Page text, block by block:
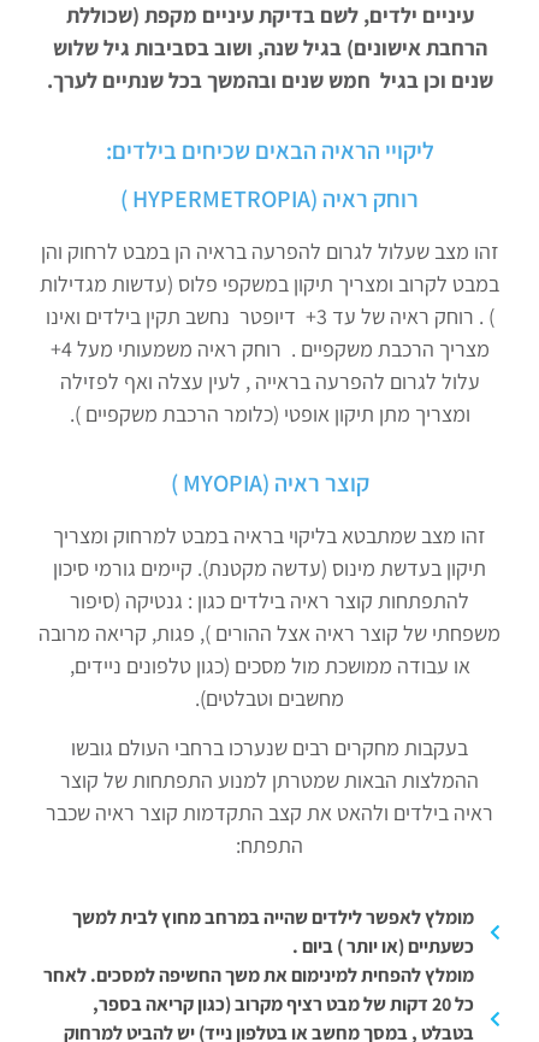
עיניים ילדים, לשם בדיקת עיניים מקפת (שכוללת
הרחבת אישונים) בגיל שנה, ושוב בסביבות גיל שלוש
שנים וכן בגיל חמש שנים ובהמשך בכל שנתיים לערך.
ליקויי הראיה הבאים שכיחים בילדים:
רוחק ראיה (HYPERMETROPIA )
זהו מצב שעלול לגרום להפרעה בראיה הן במבט לרחוק והן
במבט לקרוב ומצריך תיקון במשקפי פלוס (עדשות מגדילות
) . רוחק ראיה של עד 3+ דיופטר נחשב תקין בילדים ואינו
מצריך הרכבת משקפיים . רוחק ראיה משמעותי מעל 4+
עלול לגרום להפרעה בראייה , לעין עצלה ואף לפזילה
ומצריך מתן תיקון אופטי (כלומר הרכבת משקפיים ).
קוצר ראיה (MYOPIA )
זהו מצב שמתבטא בליקוי בראיה במבט למרחוק ומצריך
תיקון בעדשת מינוס (עדשה מקטנת). קיימים גורמי סיכון
להתפתחות קוצר ראיה בילדים כגון : גנטיקה (סיפור
משפחתי של קוצר ראיה אצל ההורים ), פגות, קריאה מרובה
או עבודה ממושכת מול מסכים (כגון טלפונים ניידים,
מחשבים וטבלטים).
בעקבות מחקרים רבים שנערכו ברחבי העולם גובשו
ההמלצות הבאות שמטרתן למנוע התפתחות של קוצר
ראיה בילדים ולהאט את קצב התקדמות קוצר ראיה שכבר
התפתח:
מומלץ לאפשר לילדים שהייה במרחב מחוץ לבית למשך
כשעתיים (או יותר ) ביום .
מומלץ להפחית למינימום את משך החשיפה למסכים. לאחר
כל 20 דקות של מבט רציף מקרוב (כגון קריאה בספר,
בטבלט , במסך מחשב או בטלפון נייד) יש להביט למרחוק